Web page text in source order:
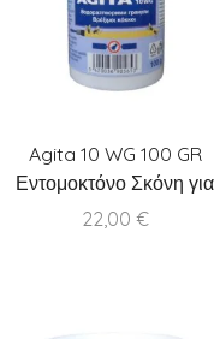
Agita 10 WG 100 GR
Εντομοκτόνο Σκόνη για
Μύγες
22,00 €